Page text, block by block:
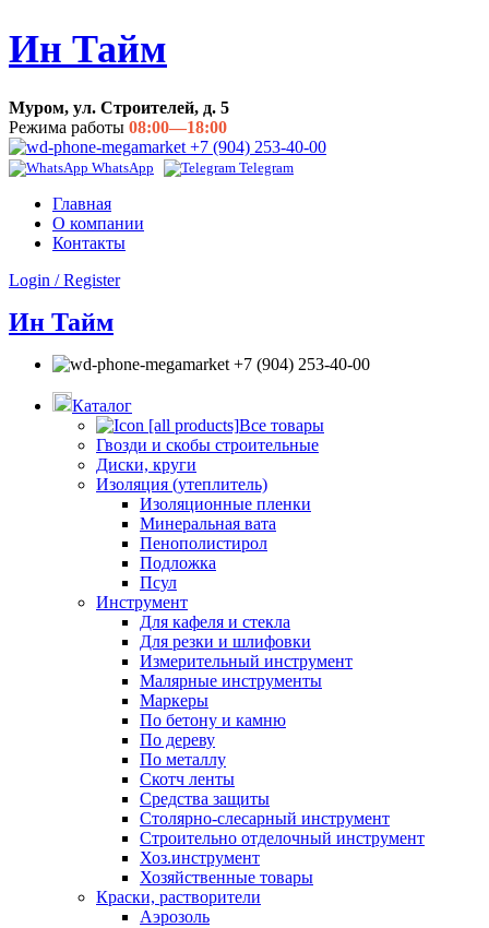
Ин Тайм
Муром, ул. Строителей, д. 5
Режима работы 08:00—18:00
+7 (904) 253-40-00
WhatsApp Telegram
Главная
О компании
Контакты
Login / Register
Ин Тайм
+7 (904) 253-40-00
Каталог
Все товары
Гвозди и скобы строительные
Диски, круги
Изоляция (утеплитель)
Изоляционные пленки
Минеральная вата
Пенополистирол
Подложка
Псул
Инструмент
Для кафеля и стекла
Для резки и шлифовки
Измерительный инструмент
Малярные инструменты
Маркеры
По бетону и камню
По дереву
По металлу
Скотч ленты
Средства защиты
Столярно-слесарный инструмент
Строительно отделочный инструмент
Хоз.инструмент
Хозяйственные товары
Краски, растворители
Аэрозоль